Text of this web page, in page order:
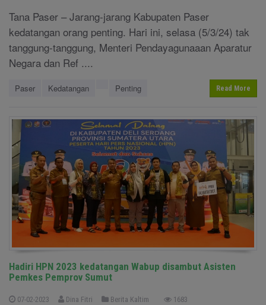
Tana Paser – Jarang-jarang Kabupaten Paser
kedatangan orang penting. Hari ini, selasa (5/3/24) tak
tanggung-tanggung, Menteri Pendayagunaaan Aparatur
Negara dan Ref ....
Paser Kedatangan Penting Read More
Hadiri HPN 2023 kedatangan Wabup disambut Asisten
Pemkes Pemprov Sumut
07-02-2023 Dina Fitri Berita Kaltim 1683